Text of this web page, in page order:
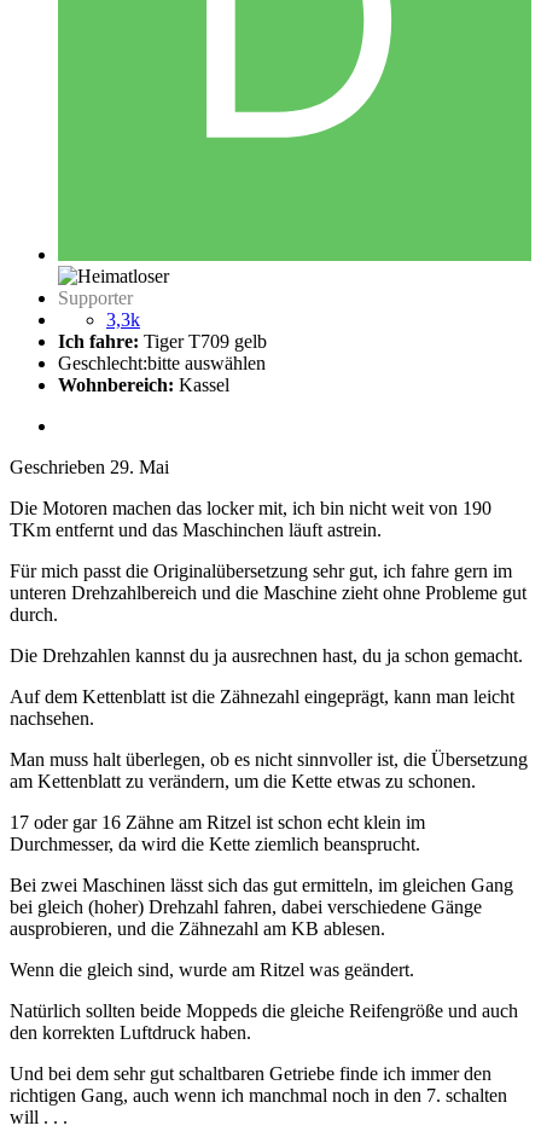
Supporter
3,3k
Ich fahre: Tiger T709 gelb
Geschlecht:bitte auswählen
Wohnbereich: Kassel
Geschrieben 29. Mai
Die Motoren machen das locker mit, ich bin nicht weit von 190
TKm entfernt und das Maschinchen läuft astrein.
Für mich passt die Originalübersetzung sehr gut, ich fahre gern im
unteren Drehzahlbereich und die Maschine zieht ohne Probleme gut
durch.
Die Drehzahlen kannst du ja ausrechnen hast, du ja schon gemacht.
Auf dem Kettenblatt ist die Zähnezahl eingeprägt, kann man leicht
nachsehen.
Man muss halt überlegen, ob es nicht sinnvoller ist, die Übersetzung
am Kettenblatt zu verändern, um die Kette etwas zu schonen.
17 oder gar 16 Zähne am Ritzel ist schon echt klein im
Durchmesser, da wird die Kette ziemlich beansprucht.
Bei zwei Maschinen lässt sich das gut ermitteln, im gleichen Gang
bei gleich (hoher) Drehzahl fahren, dabei verschiedene Gänge
ausprobieren, und die Zähnezahl am KB ablesen.
Wenn die gleich sind, wurde am Ritzel was geändert.
Natürlich sollten beide Moppeds die gleiche Reifengröße und auch
den korrekten Luftdruck haben.
Und bei dem sehr gut schaltbaren Getriebe finde ich immer den
richtigen Gang, auch wenn ich manchmal noch in den 7. schalten
will . . .